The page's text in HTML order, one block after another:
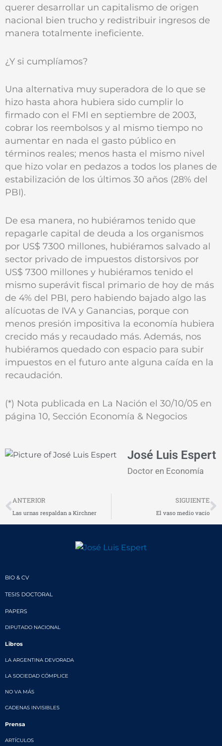
querer desarrollar un capitalismo de origen
nacional bien trucho y redistribuir ingresos de
manera totalmente ineficiente.
¿Y si cumplíamos?
Una alternativa muy superadora de lo que se
hizo hasta ahora hubiera sido cumplir lo
firmado con el FMI en septiembre de 2003,
cobrar los reembolsos y al mismo tiempo no
aumentar en nada el gasto público en
términos reales; menos hasta el mismo nivel
que hizo volar en pedazos a todos los planes de
estabilización de los últimos 30 años (28% del
PBI).
De esa manera, no hubiéramos tenido que
repagarle capital de deuda a los organismos
por US$ 7300 millones, hubiéramos salvado al
sector privado de impuestos distorsivos por
US$ 7300 millones y hubiéramos tenido el
mismo superávit fiscal primario de hoy de más
de 4% del PBI, pero habiendo bajado algo las
alícuotas de IVA y Ganancias, porque con
menos presión impositiva la economía hubiera
crecido más y recaudado más. Además, nos
hubiéramos quedado con espacio para subir
impuestos en el futuro ante alguna caída en la
recaudación.
(*) Nota publicada en La Nación el 30/10/05 en
página 10, Sección Economía & Negocios
José Luis Espert
Doctor en Economía
Prev
ANTERIOR
Las urnas respaldan a Kirchner
SIGUIENTE
El vaso medio vacío
BIO & CV
TESIS DOCTORAL
PAPERS
DIPUTADO NACIONAL
Libros
LA ARGENTINA DEVORADA
LA SOCIEDAD CÓMPLICE
NO VA MÁS
CADENAS INVISIBLES
Prensa
ARTÍCULOS